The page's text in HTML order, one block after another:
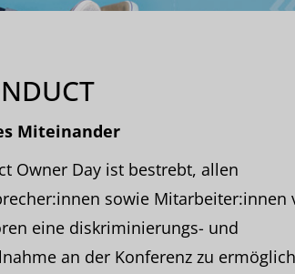
Miteinander
Owner Day ist bestrebt, allen
sowie Mitarbeiter:innen
eine diskriminierungs- und
an der Konferenz zu